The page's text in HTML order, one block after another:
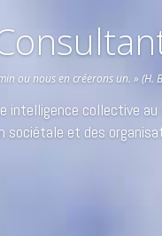
ou nous en créerons un. » (H.
intelligence collective au
sociétale et des